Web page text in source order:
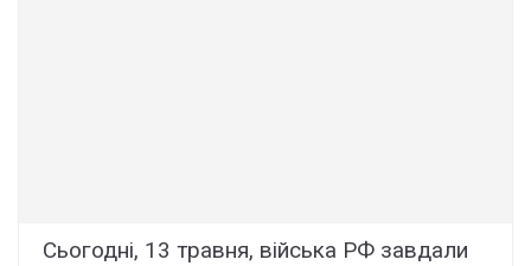
Сьогодні, 13 травня, війська РФ завдали